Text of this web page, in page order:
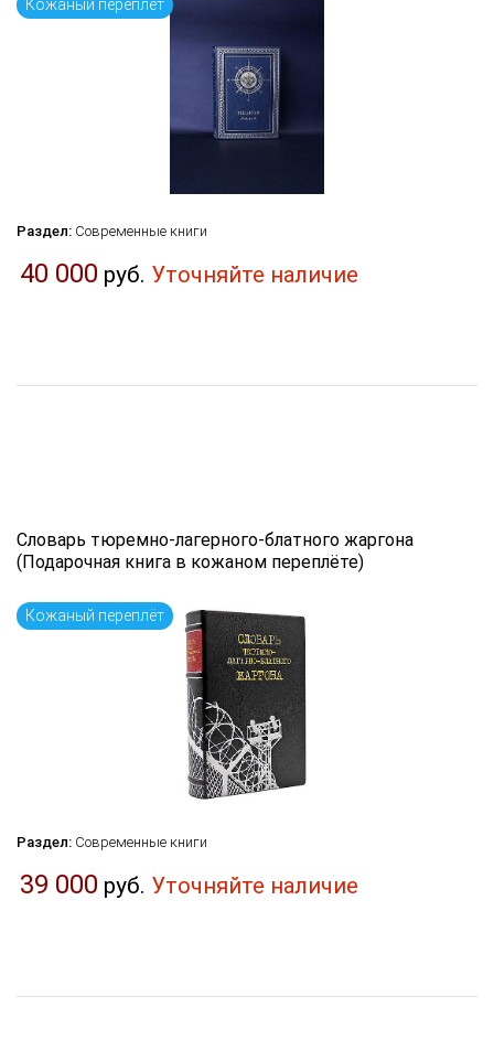
Кожаный переплёт
Раздел: Современные книги
40 000 руб. Уточняйте наличие
Словарь тюремно-лагерного-блатного жаргона
(Подарочная книга в кожаном переплёте)
Кожаный переплёт
Раздел: Современные книги
39 000 руб. Уточняйте наличие